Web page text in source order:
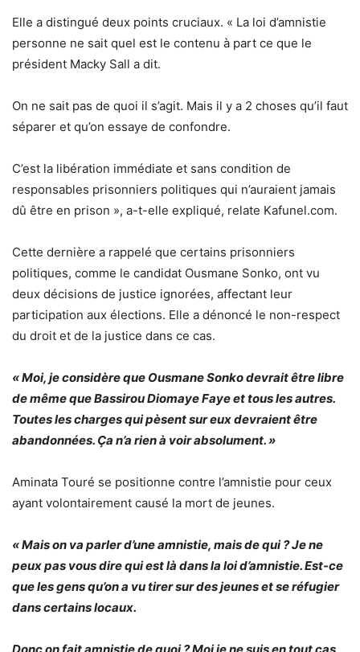
Elle a distingué deux points cruciaux. « La loi d’amnistie
personne ne sait quel est le contenu à part ce que le
président Macky Sall a dit.
On ne sait pas de quoi il s’agit. Mais il y a 2 choses qu’il faut
séparer et qu’on essaye de confondre.
C’est la libération immédiate et sans condition de
responsables prisonniers politiques qui n’auraient jamais
dû être en prison », a-t-elle expliqué, relate Kafunel.com.
Cette dernière a rappelé que certains prisonniers
politiques, comme le candidat Ousmane Sonko, ont vu
deux décisions de justice ignorées, affectant leur
participation aux élections. Elle a dénoncé le non-respect
du droit et de la justice dans ce cas.
« Moi, je considère que Ousmane Sonko devrait être libre
de même que Bassirou Diomaye Faye et tous les autres.
Toutes les charges qui pèsent sur eux devraient être
abandonnées. Ça n’a rien à voir absolument. »
Aminata Touré se positionne contre l’amnistie pour ceux
ayant volontairement causé la mort de jeunes.
« Mais on va parler d’une amnistie, mais de qui ? Je ne
peux pas vous dire qui est là dans la loi d’amnistie. Est-ce
que les gens qu’on a vu tirer sur des jeunes et se réfugier
dans certains locaux.